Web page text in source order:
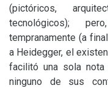
(pictóricos,
tecnológicos);
tempranamente (a
a Heidegger, el
facilitó una sola
ninguno de sus